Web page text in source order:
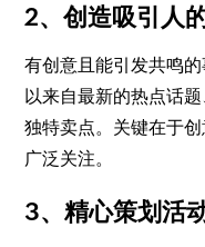
2、创造吸引人
有创意且能引发共鸣
以来自最新的热点话
独特卖点。关键在于
广泛关注。
3、精心策划活